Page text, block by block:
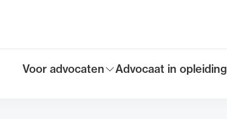
Toon submenu voor
Voor advocaten
Toon submenu voor
Advocaat in opleiding